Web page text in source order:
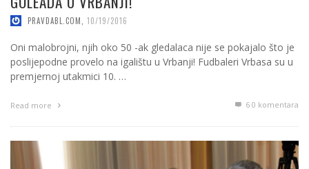
PRAVDABL.COM 10/19/2016
Oni malobrojni, njih oko 50 -ak gledalaca nije se pokajalo što je
poslijepodne provelo na igalištu u Vrbanji! Fudbaleri Vrbasa su u
premjernoj utakmici 10. …
Read more 6 0 komentara